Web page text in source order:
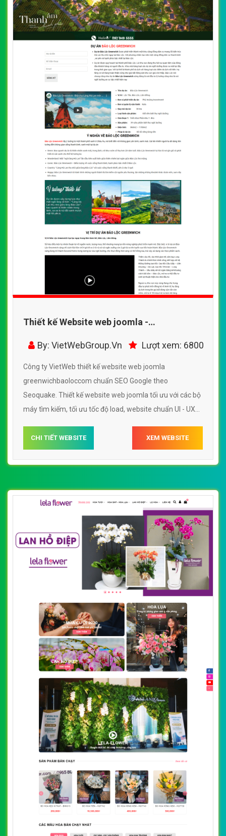
Thiết kế Website web joomla -
greenwichbaoloccom
By: VietWebGroup.Vn Lượt xem: 6800
Công ty VietWeb thiết kế website web joomla
greenwichbaoloccom chuẩn SEO Google theo
Seoquake. Thiết kế website web joomla tối ưu với các bộ
máy tìm kiếm, tối ưu tốc độ load, website chuẩn UI - UX
joomla greenwichbaoloccom
CHI TIẾT WEBSITE XEM WEBSITE